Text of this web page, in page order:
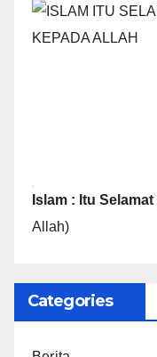
Islam : Itu Selamat
Allah)
Categories